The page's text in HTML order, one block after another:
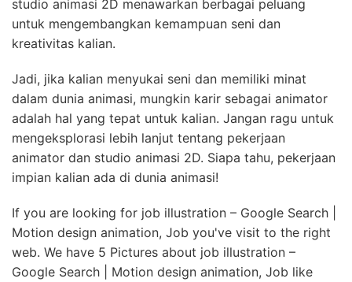
studio animasi 2D menawarkan berbagai peluang
untuk mengembangkan kemampuan seni dan
kreativitas kalian.
Jadi, jika kalian menyukai seni dan memiliki minat
dalam dunia animasi, mungkin karir sebagai animator
adalah hal yang tepat untuk kalian. Jangan ragu untuk
mengeksplorasi lebih lanjut tentang pekerjaan
animator dan studio animasi 2D. Siapa tahu, pekerjaan
impian kalian ada di dunia animasi!
If you are looking for job illustration – Google Search |
Motion design animation, Job you've visit to the right
web. We have 5 Pictures about job illustration –
Google Search | Motion design animation, Job like